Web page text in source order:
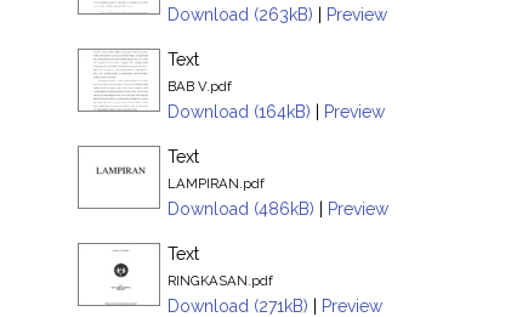
Download (263kB) | Preview
Text
BAB V.pdf
Download (164kB) | Preview
Text
LAMPIRAN.pdf
Download (486kB) | Preview
Text
RINGKASAN.pdf
Download (271kB) | Preview